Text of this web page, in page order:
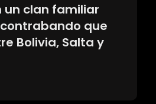
un clan familiar
que
Bolivia, Salta y